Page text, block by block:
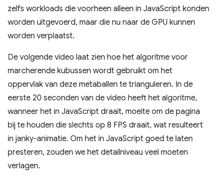
zelfs workloads die voorheen alleen in JavaScript konden
worden uitgevoerd, maar die nu naar de GPU kunnen
worden verplaatst.
De volgende video laat zien hoe het algoritme voor
marcherende kubussen wordt gebruikt om het
oppervlak van deze metaballen te trianguleren. In de
eerste 20 seconden van de video heeft het algoritme,
wanneer het in JavaScript draait, moeite om de pagina
bij te houden die slechts op 8 FPS draait, wat resulteert
in janky-animatie. Om het in JavaScript goed te laten
presteren, zouden we het detailniveau veel moeten
verlagen.